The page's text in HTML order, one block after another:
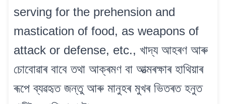
serving for the prehension and
mastication of food, as weapons of
attack or defense, etc., খাদ্য আহৰণ আৰু
চোবোৱাৰ বাবে তথা আক্ৰমণ বা আত্মৰক্ষাৰ হাথিয়াৰ
ৰূপে ব্যৱহৃত জন্তু আৰু মানুহৰ মুখৰ ভিতৰত হনুত